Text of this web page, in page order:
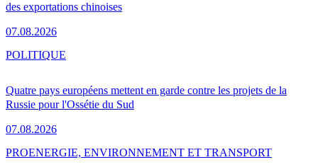
des exportations chinoises
07.08.2026
Quatre pays européens mettent en garde contre les projets de la
Russie pour l'Ossétie du Sud
07.08.2026
POLITIQUE
PROENERGIE, ENVIRONNEMENT ET TRANSPORT